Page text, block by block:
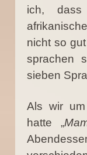
ich,
nicht so
sprachen
sieben
Als wir
hatte „